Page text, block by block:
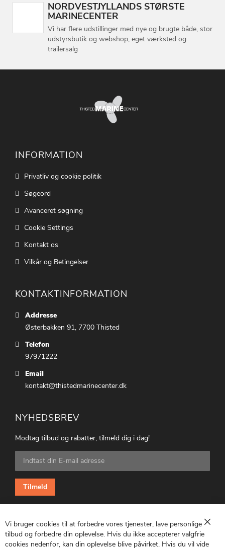
NORDVESTJYLLANDS STØRSTE
MARINECENTER
Vi har flere udstillinger med nye og brugte både, stor
udstyrsbutik og webshop, eget værksted og
trailersalg
INFORMATION
Privatliv og cookie politik
Søgeord
Avanceret søgning
Cookie Settings
Kontakt os
Vilkår og Betingelser
KONTAKTINFORMATION
Addresse
Østerbakken 91, 7700 Thisted
Telefon
97971222
Email
kontakt@thistedmarinecenter.dk
NYHEDSBREV
Modtag tilbud og rabatter, tilmeld dig i dag!
Tilmeld
dig
vores
nyhedsbrev:
Tilmeld
Luk
Vi bruger cookies til at forbedre vores tjenester, lave personlige
tilbud og forbedre din oplevelse. Hvis du ikke accepterer valgfrie
cookies nedenfor, kan din oplevelse blive påvirket. Hvis du vil vide